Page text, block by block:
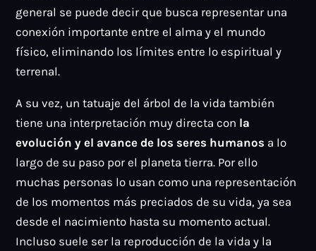
general se puede decir que busca representar una
conexión importante entre el alma y el mundo
físico, eliminando los límites entre lo espiritual y
terrenal.
A su vez, un tatuaje del árbol de la vida también
tiene una interpretación muy directa con la
evolución y el avance de los seres humanos a lo
largo de su paso por el planeta tierra. Por ello
muchas personas lo usan como una representación
de los momentos más preciados de su vida, ya sea
desde el nacimiento hasta su momento actual.
Incluso suele ser la reproducción de la vida y la